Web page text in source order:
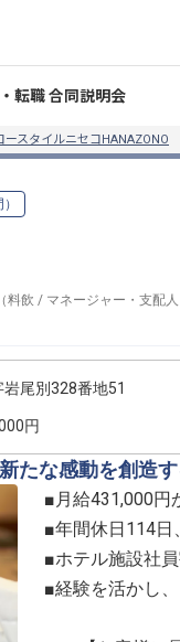
転職 合同説明会
ースタイルニセコHANAZONO
（料飲 / マネージャー・支配人
尾別328番地51
円
たな感動を創造す
■月給431,000円
■年間休日114日
■ホテル施設社
■経験を活かし